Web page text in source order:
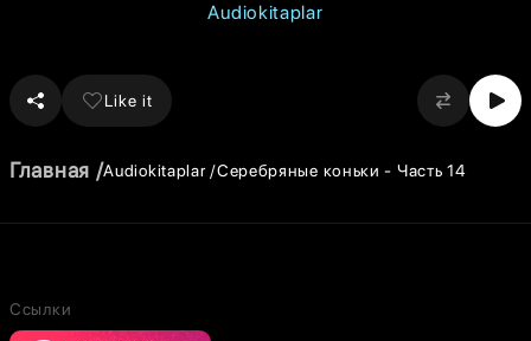
Audiokitaplar
Like it
Главная Audiokitaplar Серебряные коньки - Часть 14
Ссылки